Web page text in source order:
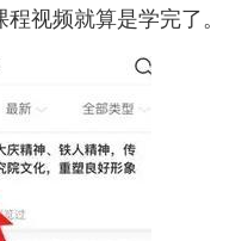
视频就算是学完了。